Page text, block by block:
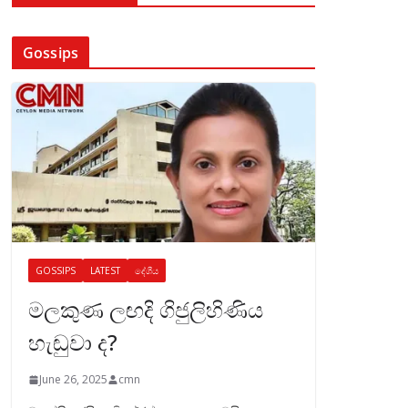
Gossips
GOSSIPS LATEST දේශීය
මලකුණ ලඟදි ගිජුලිහිණිය
හැඬුවා ද?
June 26, 2025 cmn